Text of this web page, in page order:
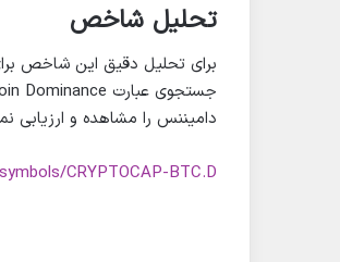
تحلیل شاخص
برای تحلیل دقیق این شاخص
دامیننس را مشاهده و ارزیابی
CRYPTOCAP-BTC.D/